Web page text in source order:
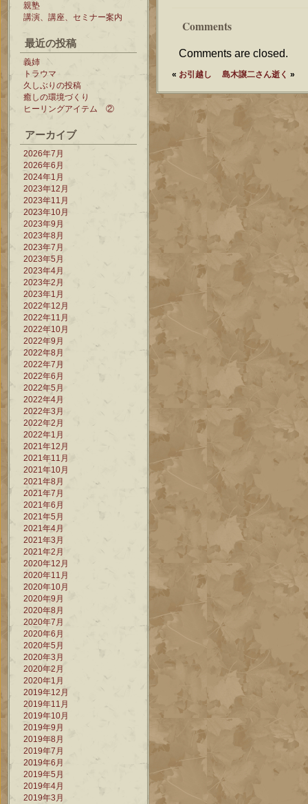
親塾
講演、講座、セミナー案内
最近の投稿
義姉
トラウマ
久しぶりの投稿
癒しの環境づくり
ヒーリングアイテム ②
アーカイブ
2026年7月
2026年6月
2024年1月
2023年12月
2023年11月
2023年10月
2023年9月
2023年8月
2023年7月
2023年5月
2023年4月
2023年2月
2023年1月
2022年12月
2022年11月
2022年10月
2022年9月
2022年8月
2022年7月
2022年6月
2022年5月
2022年4月
2022年3月
2022年2月
2022年1月
2021年12月
2021年11月
2021年10月
2021年8月
2021年7月
2021年6月
2021年5月
2021年4月
2021年3月
2021年2月
2020年12月
2020年11月
2020年10月
2020年9月
2020年8月
2020年7月
2020年6月
2020年5月
2020年3月
2020年2月
2020年1月
2019年12月
2019年11月
2019年10月
2019年9月
2019年8月
2019年7月
2019年6月
2019年5月
2019年4月
2019年3月
Comments
Comments are closed.
« お引越し 島木譲二さん逝く »